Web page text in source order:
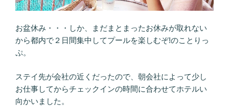
お盆休み・・・しか、まだまとまったお休みが取れない
から都内で２日間集中してプールを楽しむぞ!のことりっ
ぷ。
ステイ先が会社の近くだったので、朝会社によって少し
お仕事してからチェックインの時間に合わせてホテルい
向かいました。